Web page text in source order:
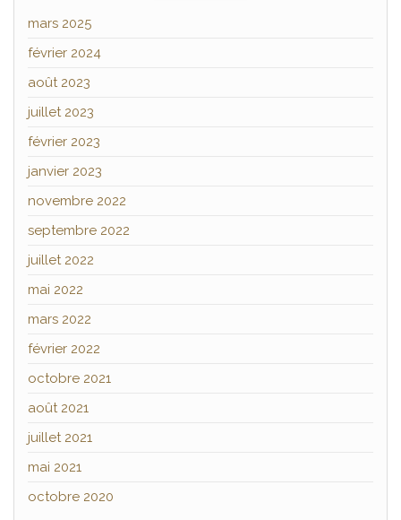
mars 2025
février 2024
août 2023
juillet 2023
février 2023
janvier 2023
novembre 2022
septembre 2022
juillet 2022
mai 2022
mars 2022
février 2022
octobre 2021
août 2021
juillet 2021
mai 2021
octobre 2020